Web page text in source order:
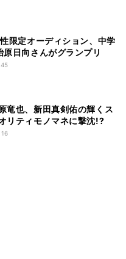
限定オーディション、中学
日向さんがグランプリ
竜也、新田真剣佑の輝くス
リティモノマネに撃沈!?